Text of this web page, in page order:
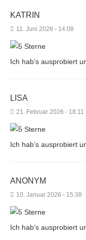
KATRIN
11. Juni 2026 - 14:08
Ich hab’s ausprobiert
LISA
21. Februar 2026 - 18:11
Ich hab’s ausprobiert
ANONYM
10. Januar 2026 - 15:38
Ich hab’s ausprobiert